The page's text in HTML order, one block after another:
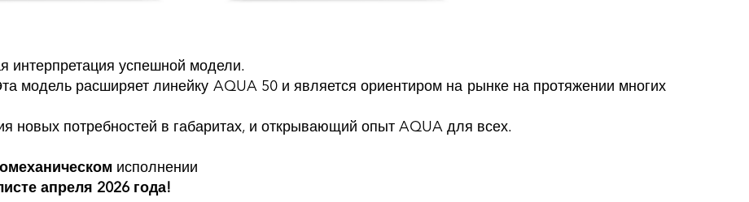
интерпретация успешной модели.
модель расширяет линейку AQUA 50 и является ориентиром на рынке на протяжении многих
новых потребностей в габаритах, и открывающий опыт AQUA для всех.
исполнении
апреля 2026 года!